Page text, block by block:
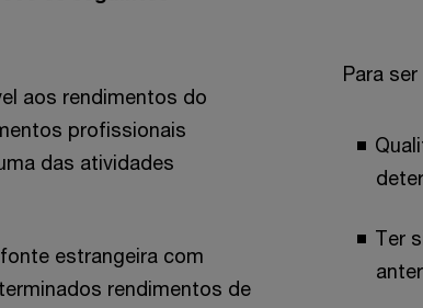
aos rendimentos do
profissionais
das atividades
estrangeira com
rendimentos de
Para
Ter